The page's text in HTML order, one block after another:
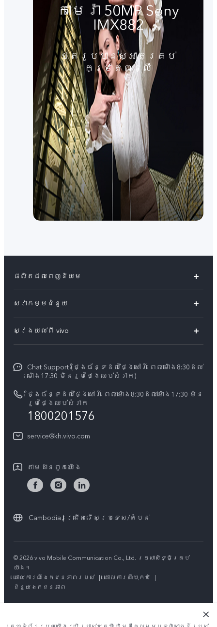
កាមេរ៉ា 50MP Sony
IMX882
ថតរូបបានស្អាតគ្រប់
កម្រិតពន្លឺ
ផលិតផលពេញនិយម
V60 5G
V50 Lite
បណ្តាហាងលក់
គ្រប់ម៉ូឌែល
សេវាកម្មជំនួយ
Funtouch OS
ការផ្ទៀងផ្ទាត់ IMEI
ពិនិត្យតម្លៃគ្រឿងបន្លាស់
សេវាកម្មជួសជុលដោយដឹកយកទៅជូន
ដំឡើងប្រព័ន្ធប្រតិបត្តិការ
លក្ខខណ្ឌលើការធានា
ស្វែងយល់ពី vivo
ព័ត៌មាន
អាជីពនៅ vivo
សេចក្តីជូនដំណឹងផ្លូវច្បាប់
និរន្តរភាព
Chat Support (ថ្ងៃច័ន្ទដល់ថ្ងៃសៅរ៍ ពេលម៉ោង8:30ដល់
ម៉ោង17:30 មិនរួមថ្ងៃឈប់សំរាក)
ថ្ងៃច័ន្ទដល់ថ្ងៃសៅរ៍ ពេលម៉ោង8:30ដល់ម៉ោង17:30 មិន
រួមថ្ងៃឈប់សំរាក
1800201576
service@kh.vivo.com
តាម​ដានពួក​យើង
Cambodia | ជ្រើសរើសប្រទេស/តំបន់
© 2026 vivo Mobile Communication Co., Ltd. រក្សាសិទ្ធិគ្រប់
យ៉ាង។
គោលការណ៍ឯកជនភាពរបស់ | គោលការណ៍ឃុកឃី
|
ជំនួយឯកជនភាព